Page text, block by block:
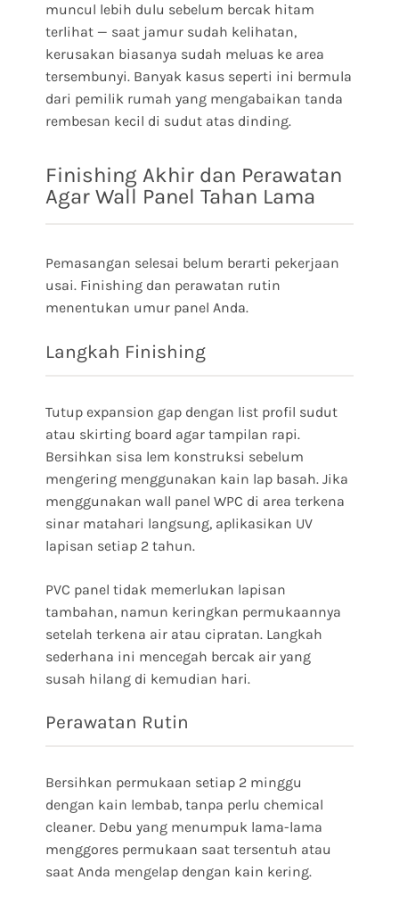
muncul lebih dulu sebelum bercak hitam
terlihat — saat jamur sudah kelihatan,
kerusakan biasanya sudah meluas ke area
tersembunyi. Banyak kasus seperti ini bermula
dari pemilik rumah yang mengabaikan tanda
rembesan kecil di sudut atas dinding.
Finishing Akhir dan Perawatan
Agar Wall Panel Tahan Lama
Pemasangan selesai belum berarti pekerjaan
usai. Finishing dan perawatan rutin
menentukan umur panel Anda.
Langkah Finishing
Tutup expansion gap dengan list profil sudut
atau skirting board agar tampilan rapi.
Bersihkan sisa lem konstruksi sebelum
mengering menggunakan kain lap basah. Jika
menggunakan wall panel WPC di area terkena
sinar matahari langsung, aplikasikan UV
lapisan setiap 2 tahun.
PVC panel tidak memerlukan lapisan
tambahan, namun keringkan permukaannya
setelah terkena air atau cipratan. Langkah
sederhana ini mencegah bercak air yang
susah hilang di kemudian hari.
Perawatan Rutin
Bersihkan permukaan setiap 2 minggu
dengan kain lembab, tanpa perlu chemical
cleaner. Debu yang menumpuk lama-lama
menggores permukaan saat tersentuh atau
saat Anda mengelap dengan kain kering.